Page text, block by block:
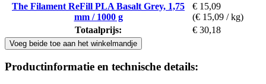
The Filament ReFill PLA Basalt Grey, 1,75
mm / 1000 g
€ 15,09
(€ 15,09 / kg)
Totaalprijs:
€ 30,18
Voeg beide toe aan het winkelmandje
Productinformatie en technische details: